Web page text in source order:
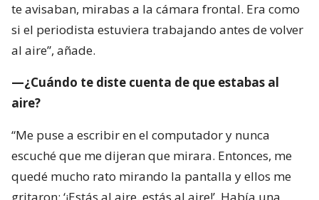
“Me puse a escribir en el computador y nunca
escuché que me dijeran que mirara. Entonces, me
quedé mucho rato mirando la pantalla y ellos me
gritaron: ‘¡Estás al aire, estás al aire!’. Había una
veces no se escuchaba en el estudio. Esa vez yo no la
escuché. Tampoco había coordinador de piso:
estábamos el camarógrafo y yo”.